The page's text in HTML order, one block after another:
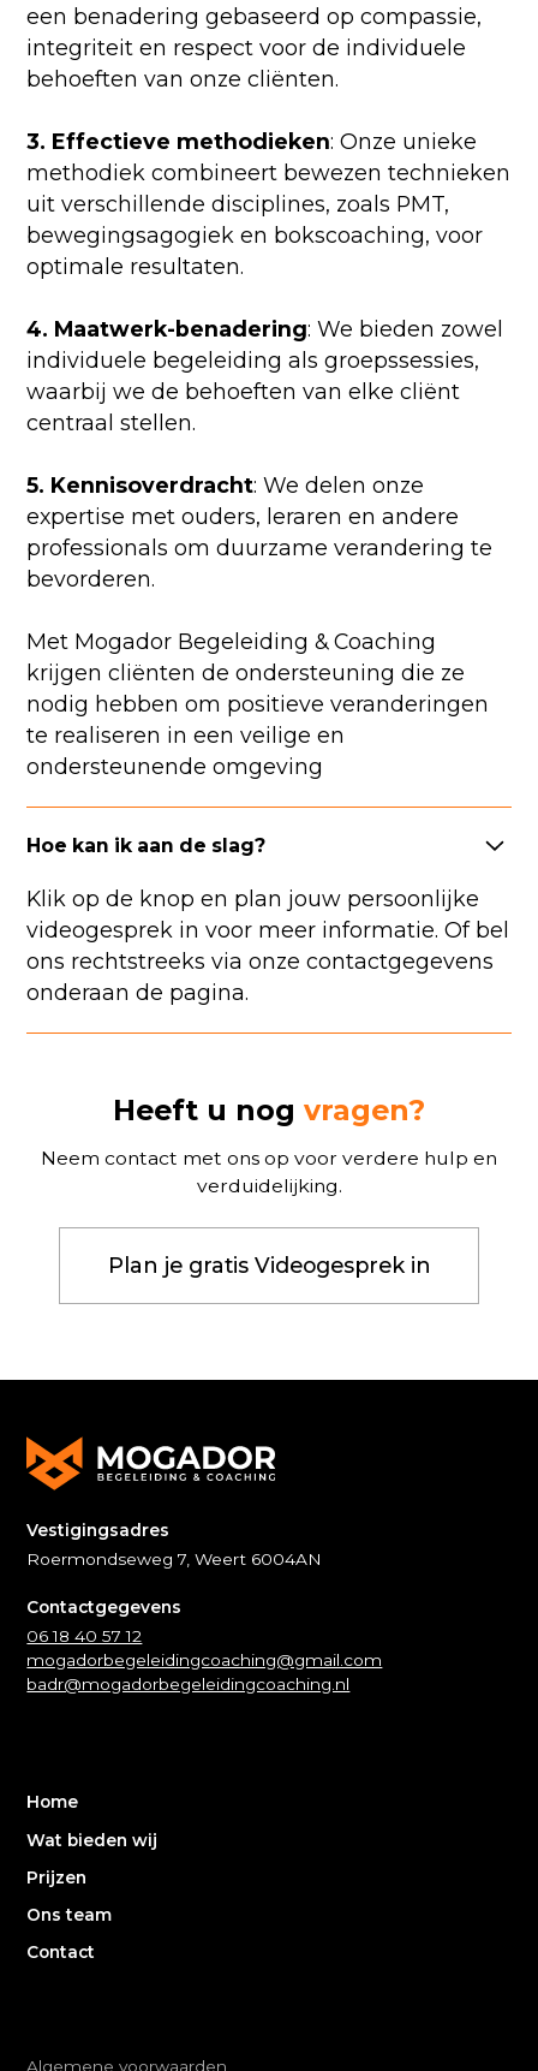
een benadering gebaseerd op compassie,
integriteit en respect voor de individuele
behoeften van onze cliënten.
3. Effectieve methodieken: Onze unieke
methodiek combineert bewezen technieken
uit verschillende disciplines, zoals PMT,
bewegingsagogiek en bokscoaching, voor
optimale resultaten.
4. Maatwerk-benadering: We bieden zowel
individuele begeleiding als groepssessies,
waarbij we de behoeften van elke cliënt
centraal stellen.
5. Kennisoverdracht: We delen onze
expertise met ouders, leraren en andere
professionals om duurzame verandering te
bevorderen.
Met Mogador Begeleiding & Coaching
krijgen cliënten de ondersteuning die ze
nodig hebben om positieve veranderingen
te realiseren in een veilige en
ondersteunende omgeving
Hoe kan ik aan de slag?
Klik op de knop en plan jouw persoonlijke
videogesprek in voor meer informatie. Of bel
ons rechtstreeks via onze contactgegevens
onderaan de pagina.
Heeft u nog vragen?
Neem contact met ons op voor verdere hulp en
verduidelijking.
Plan je gratis Videogesprek in
Vestigingsadres
Roermondseweg 7, Weert 6004AN
Contactgegevens
06 18 40 57 12
mogadorbegeleidingcoaching@gmail.com
badr@mogadorbegeleidingcoaching.nl
Home
Wat bieden wij
Prijzen
Ons team
Contact
Algemene voorwaarden